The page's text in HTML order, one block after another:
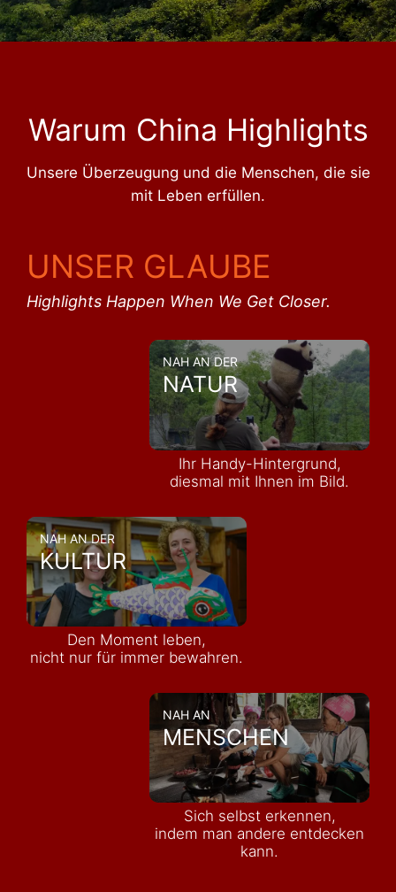
Warum China Highlights
Unsere Überzeugung und die Menschen, die sie
mit Leben erfüllen.
UNSER GLAUBE
Highlights Happen When We Get Closer.
NAH AN DER
NATUR
Ihr Handy-Hintergrund,
diesmal mit Ihnen im Bild.
NAH AN DER
KULTUR
Den Moment leben,
nicht nur für immer bewahren.
NAH AN
MENSCHEN
Sich selbst erkennen,
indem man andere entdecken
kann.